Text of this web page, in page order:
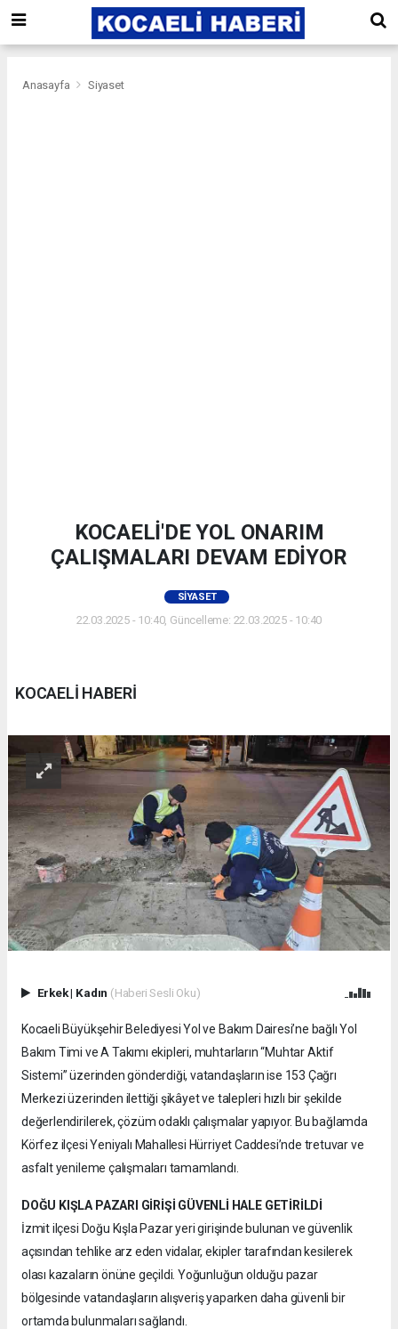
Anasayfa Siyaset
KOCAELİ'DE YOL ONARIM
ÇALIŞMALARI DEVAM EDİYOR
SIYASET
22.03.2025 - 10:40, Güncelleme: 22.03.2025 - 10:40
KOCAELİ HABERİ
Erkek| Kadın (Haberi Sesli Oku)
Kocaeli Büyükşehir Belediyesi Yol ve Bakım Dairesi’ne bağlı Yol
Bakım Timi ve A Takımı ekipleri, muhtarların “Muhtar Aktif
Sistemi” üzerinden gönderdiği, vatandaşların ise 153 Çağrı
Merkezi üzerinden ilettiği şikâyet ve talepleri hızlı bir şekilde
değerlendirilerek, çözüm odaklı çalışmalar yapıyor. Bu bağlamda
Körfez ilçesi Yeniyalı Mahallesi Hürriyet Caddesi’nde tretuvar ve
asfalt yenileme çalışmaları tamamlandı.
DOĞU KIŞLA PAZARI GİRİŞİ GÜVENLİ HALE GETİRİLDİ
İzmit ilçesi Doğu Kışla Pazar yeri girişinde bulunan ve güvenlik
açısından tehlike arz eden vidalar, ekipler tarafından kesilerek
olası kazaların önüne geçildi. Yoğunluğun olduğu pazar
bölgesinde vatandaşların alışveriş yaparken daha güvenli bir
ortamda bulunmaları sağlandı.